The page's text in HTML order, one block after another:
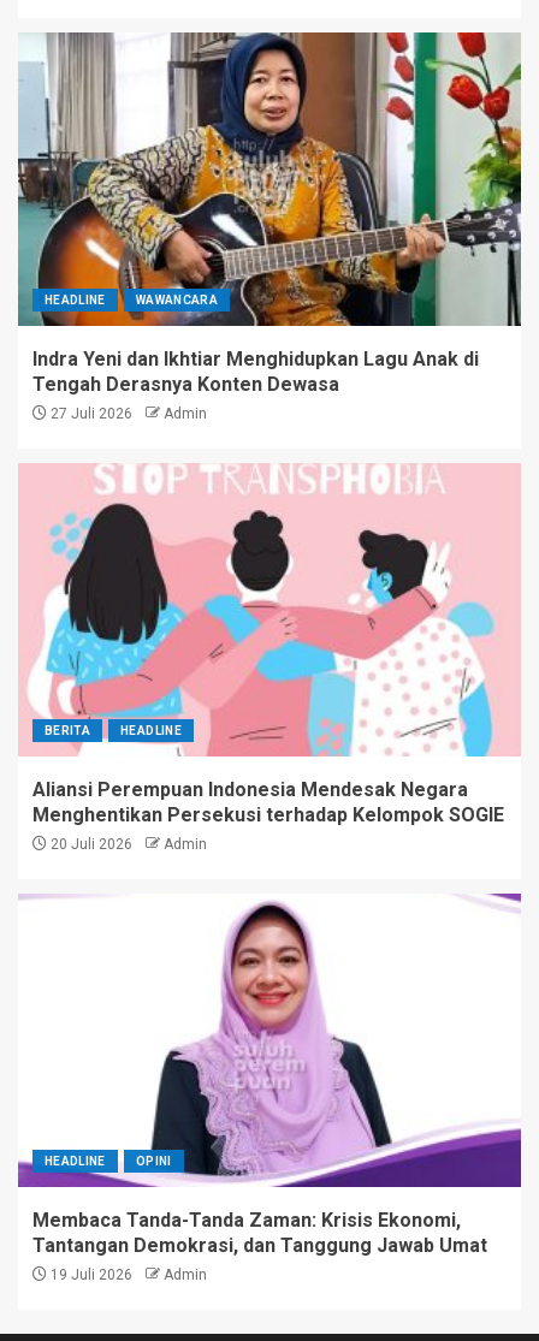
HEADLINE WAWANCARA
Indra Yeni dan Ikhtiar Menghidupkan Lagu Anak di
Tengah Derasnya Konten Dewasa
27 Juli 2026 Admin
BERITA HEADLINE
Aliansi Perempuan Indonesia Mendesak Negara
Menghentikan Persekusi terhadap Kelompok SOGIE
20 Juli 2026 Admin
HEADLINE OPINI
Membaca Tanda-Tanda Zaman: Krisis Ekonomi,
Tantangan Demokrasi, dan Tanggung Jawab Umat
19 Juli 2026 Admin